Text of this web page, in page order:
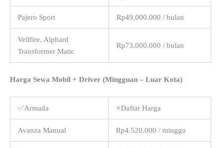
Pajero Sport Rp49.000.000 / bulan
Vellfire, Alphard
Transformer Matic
Rp73.000.000 / bulan
Harga Sewa Mobil + Driver (Mingguan – Luar Kota)
✅Armada ⭐Daftar Harga
Avanza Manual Rp4.520.000 / minggu